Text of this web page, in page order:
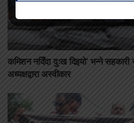
कमिशन नदिँदा दुःख दिइयो’ भन्ने
अध्यक्षद्वारा अस्वीकार